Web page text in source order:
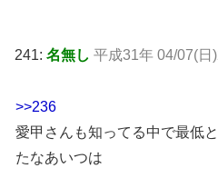
241: 名無し 平成31年 04/07(日
>>236
愛甲さんも知ってる中で最低
たなあいつは